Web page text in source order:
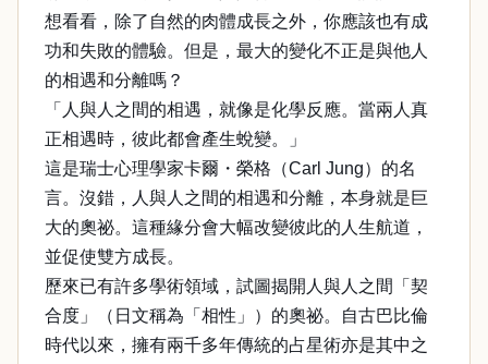
想看看，除了自然的肉體成長之外，你應該也有成
功和失敗的體驗。但是，最大的變化不正是與他人
的相遇和分離嗎？
「人與人之間的相遇，就像是化學反應。當兩人真
正相遇時，彼此都會產生蛻變。」
這是瑞士心理學家卡爾・榮格（Carl Jung）的名
言。沒錯，人與人之間的相遇和分離，本身就是巨
大的奧祕。這種緣分會大幅改變彼此的人生航道，
並促使雙方成長。
歷來已有許多學術領域，試圖揭開人與人之間「契
合度」（日文稱為「相性」）的奧祕。自古巴比倫
時代以來，擁有兩千多年傳統的占星術亦是其中之